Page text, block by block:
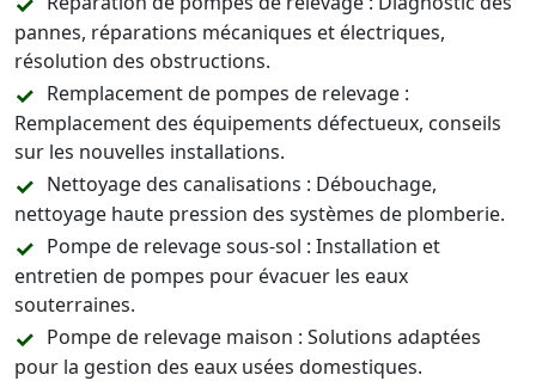
pannes, réparations mécaniques et électriques,
résolution des obstructions.
Remplacement de pompes de relevage :
Remplacement des équipements défectueux, conseils
sur les nouvelles installations.
Nettoyage des canalisations : Débouchage,
nettoyage haute pression des systèmes de plomberie.
Pompe de relevage sous-sol : Installation et
entretien de pompes pour évacuer les eaux
souterraines.
Pompe de relevage maison : Solutions adaptées
pour la gestion des eaux usées domestiques.